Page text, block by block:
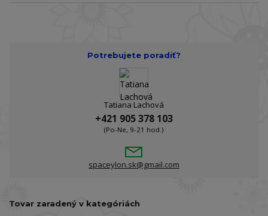
Potrebujete poradiť?
Tatiana Lachová
+421 905 378 103
(Po-Ne, 9-21 hod.)
spaceylon.sk@gmail.com
Tovar zaradený v kategóriách